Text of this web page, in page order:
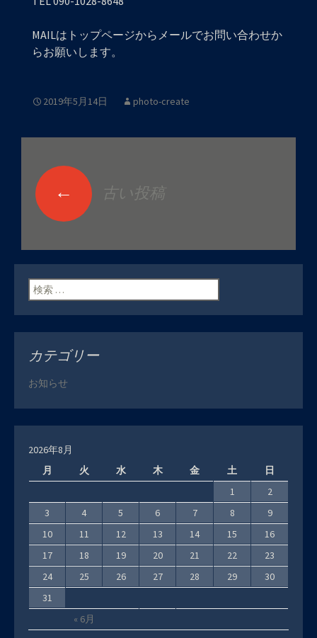
MAILはトップページからメールでお問い合わせか
らお願いします。
2019年5月14日 photo-create
投稿ナビゲーショ
ン
← 古い投稿
検索:
カテゴリー
お知らせ
2026年8月
月
火 水 木 金 土 日
« 6月
1
2
3
4 5 6 7 8
9
10
11 12 13 14 15
16
17
18 19 20 21 22
23
24
25 26 27 28 29
30
31